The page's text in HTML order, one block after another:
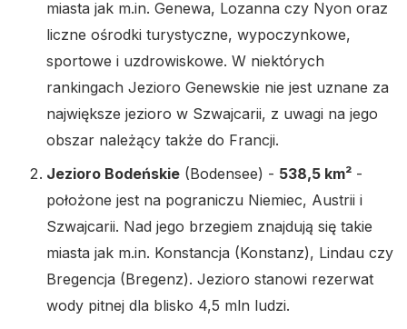
miasta jak m.in. Genewa, Lozanna czy Nyon oraz
liczne ośrodki turystyczne, wypoczynkowe,
sportowe i uzdrowiskowe. W niektórych
rankingach Jezioro Genewskie nie jest uznane za
największe jezioro w Szwajcarii, z uwagi na jego
obszar należący także do Francji.
Jezioro Bodeńskie (Bodensee) - 538,5 km² -
położone jest na pograniczu Niemiec, Austrii i
Szwajcarii. Nad jego brzegiem znajdują się takie
miasta jak m.in. Konstancja (Konstanz), Lindau czy
Bregencja (Bregenz). Jezioro stanowi rezerwat
wody pitnej dla blisko 4,5 mln ludzi.